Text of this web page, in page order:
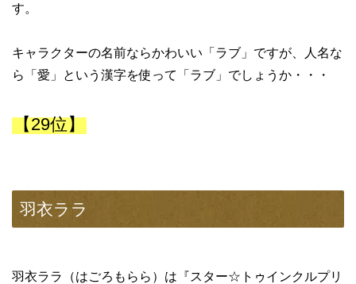
す。
キャラクターの名前ならかわいい「ラブ」ですが、人名な
ら「愛」という漢字を使って「ラブ」でしょうか・・・
【29位】
羽衣ララ
羽衣ララ（はごろもらら）は『スター☆トゥインクルプリ